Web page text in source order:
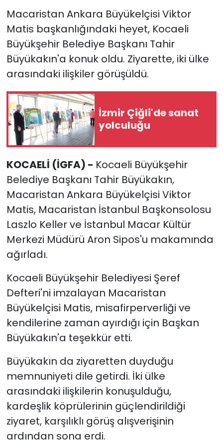
Macaristan Ankara Büyükelçisi Viktor
Matis başkanlığındaki heyet, Kocaeli
Büyükşehir Belediye Başkanı Tahir
Büyükakın'a konuk oldu. Ziyarette, iki ülke
arasındaki ilişkiler görüşüldü.
İzmir Çiğli'de sanat
yolculuğu
KOCAELİ (İGFA) - Kocaeli Büyükşehir
Belediye Başkanı Tahir Büyükakın,
Macaristan Ankara Büyükelçisi Viktor
Matis, Macaristan İstanbul Başkonsolosu
Laszlo Keller ve İstanbul Macar Kültür
Merkezi Müdürü Aron Sipos'u makamında
ağırladı.
Kocaeli Büyükşehir Belediyesi Şeref
Defteri'ni imzalayan Macaristan
Büyükelçisi Matis, misafirperverliği ve
kendilerine zaman ayırdığı için Başkan
Büyükakın'a teşekkür etti.
Büyükakın da ziyaretten duyduğu
memnuniyeti dile getirdi. İki ülke
arasındaki ilişkilerin konuşulduğu,
kardeşlik köprülerinin güçlendirildiği
ziyaret, karşılıklı görüş alışverişinin
ardından sona erdi.